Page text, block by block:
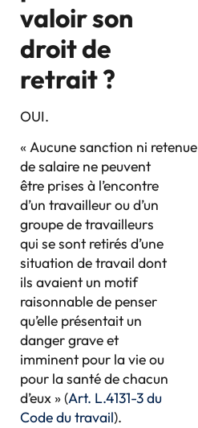
valoir son
droit de
retrait ?
OUI.
« Aucune sanction ni retenue
de salaire ne peuvent
être prises à l’encontre
d’un travailleur ou d’un
groupe de travailleurs
qui se sont retirés d’une
situation de travail dont
ils avaient un motif
raisonnable de penser
qu’elle présentait un
danger grave et
imminent pour la vie ou
pour la santé de chacun
d’eux » (Art. L.4131-3 du
Code du travail).